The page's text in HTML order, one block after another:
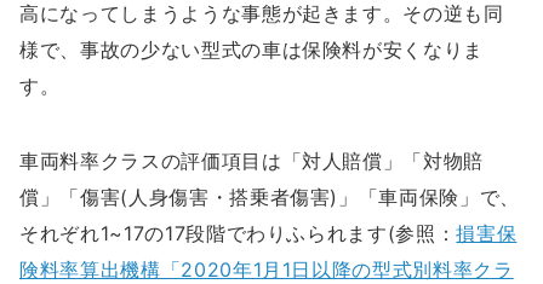
高になってしまうような事態が起きます。その逆も同
様で、事故の少ない型式の車は保険料が安くなりま
す。
車両料率クラスの評価項目は「対人賠償」「対物賠
償」「傷害(人身傷害・搭乗者傷害)」「車両保険」で、
それぞれ1~17の17段階でわりふられます(参照：損害保
険料率算出機構「2020年1月1日以降の型式別料率クラ